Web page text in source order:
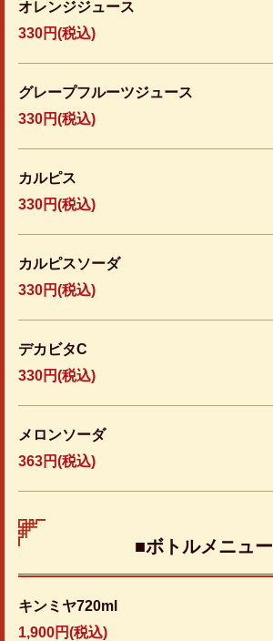
オレンジジュース
330円(税込)
グレープフルーツジュース
330円(税込)
カルピス
330円(税込)
カルピスソーダ
330円(税込)
デカビタC
330円(税込)
メロンソーダ
363円(税込)
■ボトルメニュー
キンミヤ720ml
1,900円(税込)